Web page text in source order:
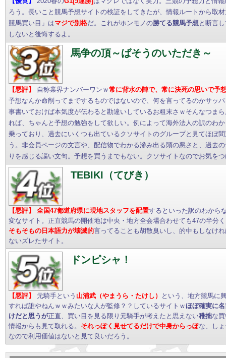
ろう。長いこと競馬予想サイトの検証をしてきたが、情報ルートから取
競馬買い目」はマジで別格だ。これがホンモノの勝てる競馬予想 と断言
しないと後悔するよ。
馬争の頂～ばそうのいただき～
【悪評】 自称業界ナンバーワンｗ常に背水の陣で、常に決死の思いで予
予想なんか命削ってまでするものではないので、何を言ってるのかサッ
事書いておけば本気度が伝わると勘違いしているお粗末さｗそんなつま
れば、ちゃんと予想の勉強をして欲しい。例によって海外法人の訳のわ
乗っており、過去にいくつも出ているクソサイトのグループと見てほぼ
う。非会員ページの文言や、配信物でわかる滲み出る頭の悪さと、過去
りを感じる謳い文句。予想を買うまでもない。クソサイトなのでお気を
TEBIKI（てびき）
【悪評】 全国47都道府県に現地スタッフを配置するといった訳のわから
変なサイト。正直競馬の開催地は中央・地方全会場合わせても47の半分
そもそもの日本語力が壊滅的言ってることも胡散臭いし、的中もしなけ
ないズレたサイト。
ドンピシャ！
【悪評】 元騎手という 山浦武（やまうら・たけし）
という、地方競馬に
すれば誰やねんｗｗみたいな人が監修？？しているサイトｗほぼ確実に
けだと思うが正直、買い目を見る限り元騎手が考えたと思えない稚拙な
情報からも見て取れる。 それっぽく見せてるだけで中身からっぽな、し
なので利用価値はないと見て良いだろう。